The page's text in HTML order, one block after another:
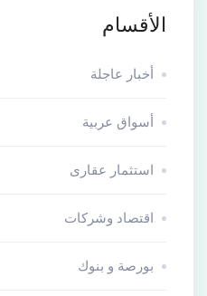
الأقسام
أخبار عاجلة
أسواق عربية
استثمار عقارى
اقتصاد وشركات
بورصة و بنوك